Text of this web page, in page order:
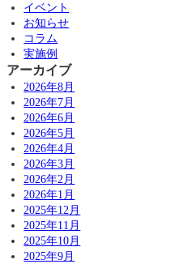
イベント
お知らせ
コラム
実施例
アーカイブ
2026年8月
2026年7月
2026年6月
2026年5月
2026年4月
2026年3月
2026年2月
2026年1月
2025年12月
2025年11月
2025年10月
2025年9月